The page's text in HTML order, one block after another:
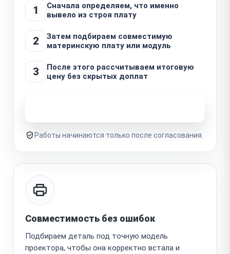
1
Сначала определяем, что именно
вывело из строя плату
2
Затем подбираем совместимую
материнскую плату или модуль
3
После этого рассчитываем итоговую
цену без скрытых доплат
Работы начинаются только после согласования.
Совместимость без ошибок
Подбираем деталь под точную модель
проектора, чтобы она корректно встала и